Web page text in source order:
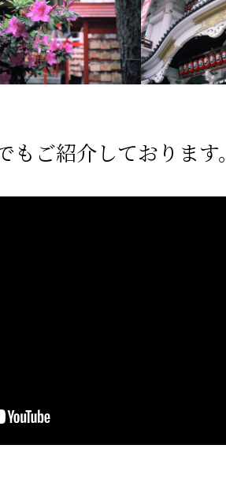
ご紹介しております。